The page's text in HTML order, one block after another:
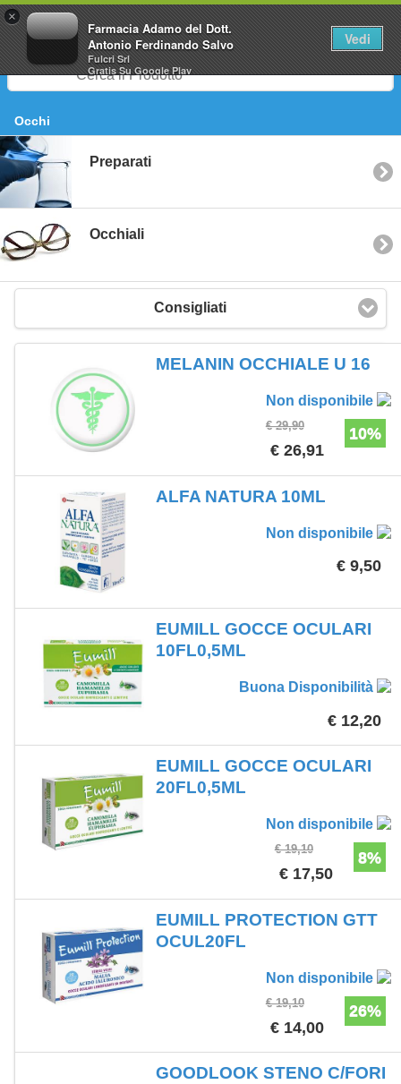
×
Farmacia Adamo del Dott.
Antonio Ferdinando Salvo
Fulcri Srl
GratisSu Google Play
Vedi
0
Occhi
Preparati
Occhiali
Consigliati
MELANIN OCCHIALE U 16
Non disponibile
10%
€ 29,90
€ 26,91
ALFA NATURA 10ML
Non disponibile
€ 9,50
EUMILL GOCCE OCULARI
10FL0,5ML
Buona Disponibilità
€ 12,20
EUMILL GOCCE OCULARI
20FL0,5ML
Non disponibile
8%
€ 19,10
€ 17,50
EUMILL PROTECTION GTT
OCUL20FL
Non disponibile
26%
€ 19,10
€ 14,00
GOODLOOK STENO C/FORI